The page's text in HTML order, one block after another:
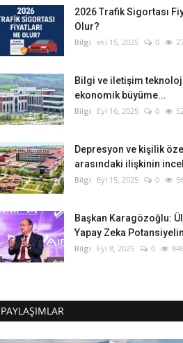
2026 Trafik Sigortası
Olur?
Bilgi eki 15, 2025 0
Bilgi ve iletişim
ekonomik büyüme...
Bilgi Eyl 16, 2025 0
Depresyon ve kişilik
arasındaki ilişkinin
Bilgi Eyl 15, 2025 0
Başkan Karagözoğlu:
Yapay Zeka
Bilgi Eyl 8, 2025 0
PAYLAŞIMLAR